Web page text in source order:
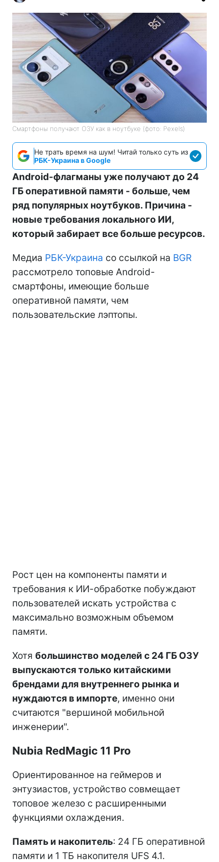
Смартфоны получают ОЗУ как в ноутбуке (фото: Pexels)
Не трать время на шум! Читай только суть из
РБК-Украина в Google
Android-флагманы уже получают до 24
ГБ оперативной памяти - больше, чем
ряд популярных ноутбуков. Причина -
новые требования локального ИИ,
который забирает все больше ресурсов.
Медиа РБК-Украина со ссылкой на BGR
рассмотрело топовые Android-
смартфоны, имеющие больше
оперативной памяти, чем
пользовательские лэптопы.
Рост цен на компоненты памяти и
требования к ИИ-обработке побуждают
пользователей искать устройства с
максимально возможным объемом
памяти.
Хотя большинство моделей с 24 ГБ ОЗУ
выпускаются только китайскими
брендами для внутреннего рынка и
нуждаются в импорте, именно они
считаются "вершиной мобильной
инженерии".
Nubia RedMagic 11 Pro
Ориентированное на геймеров и
энтузиастов, устройство совмещает
топовое железо с расширенными
функциями охлаждения.
Память и накопитель: 24 ГБ оперативной
памяти и 1 ТБ накопителя UFS 4.1.